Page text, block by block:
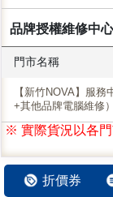
品牌授權維修中心
門市名稱
【新竹NOVA】服
+其他品牌電腦維修）
※ 實際貨況以各
折價券